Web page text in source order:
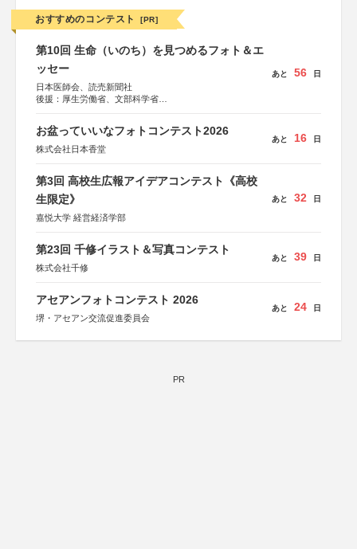
おすすめのコンテスト [PR]
第10回 生命（いのち）を見つめるフォト＆エ
ッセー
日本医師会、読売新聞社
後援：厚生労働省、文部科学省
あと 56 日
お盆っていいなフォトコンテスト2026
株式会社日本香堂
あと 16 日
第3回 高校生広報アイデアコンテスト《高校
生限定》
嘉悦大学 経営経済学部
あと 32 日
第23回 千修イラスト＆写真コンテスト
株式会社千修
あと 39 日
アセアンフォトコンテスト 2026
堺・アセアン交流促進委員会
あと 24 日
PR